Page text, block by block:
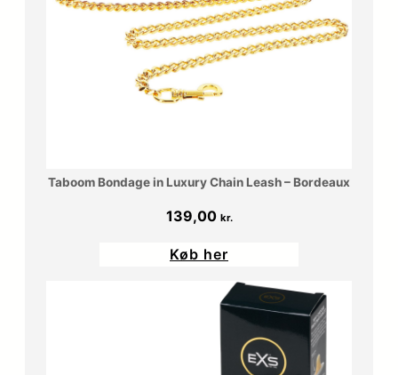
Taboom Bondage in Luxury Chain Leash – Bordeaux
139,00 kr.
Køb her